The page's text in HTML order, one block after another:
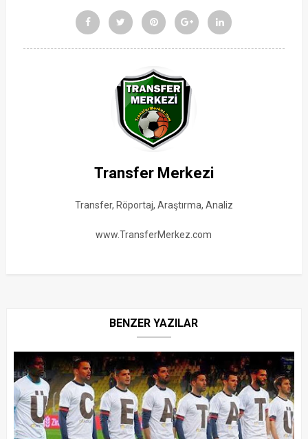
Transfer Merkezi
Transfer, Röportaj, Araştırma, Analiz
www.TransferMerkez.com
BENZER YAZILAR